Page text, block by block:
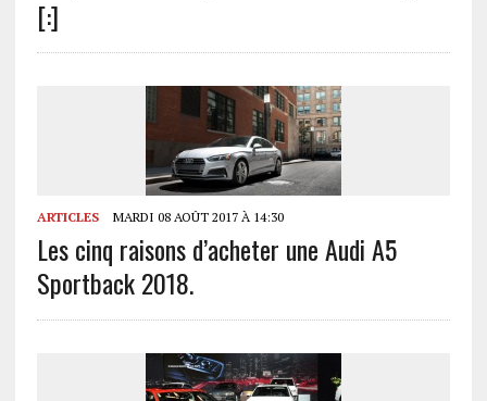
[:]
ARTICLES MARDI 08 AOÛT 2017 À 14:30
Les cinq raisons d’acheter une Audi A5
Sportback 2018.